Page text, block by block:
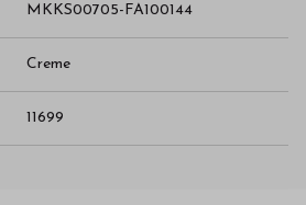
MKKS00705-FA100144
Creme
11699